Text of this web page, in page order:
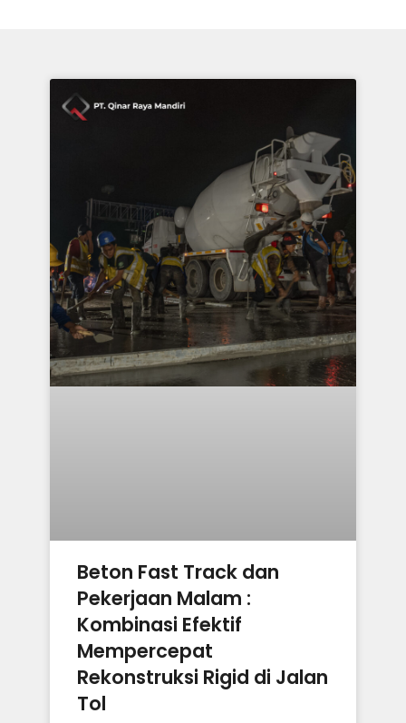
Beton Fast Track dan
Pekerjaan Malam :
Kombinasi Efektif
Mempercepat
Rekonstruksi Rigid di Jalan
Tol